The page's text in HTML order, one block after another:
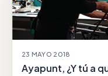
23 MAYO 2018
Ayapunt, ¿Y tú a